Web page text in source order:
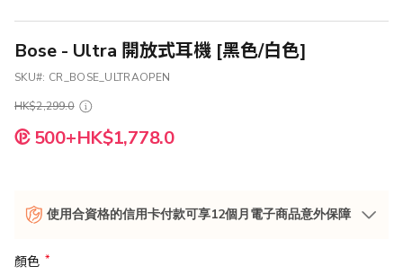
Bose - Ultra 開放式耳機 [黑色/白色]
SKU
CR_BOSE_ULTRAOPEN
HK$2,299.0
500+HK$1,778.0
使用合資格的信用卡付款可享12個月電子商品意外保障
顏色